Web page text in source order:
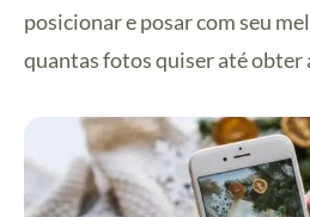
posicionar e posar com seu
quantas fotos quiser até